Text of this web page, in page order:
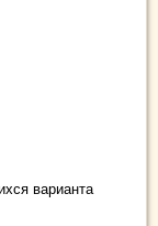
варианта